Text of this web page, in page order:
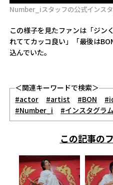
Number_iスタッフの公式インス
この様子を見たファンは「ジン
れててカッコ良い」「最後は
込んでいた。
＜関連キーワードで検索＞
#actor
#artist #BON
#Number_i
#インスタグラム
この記事の